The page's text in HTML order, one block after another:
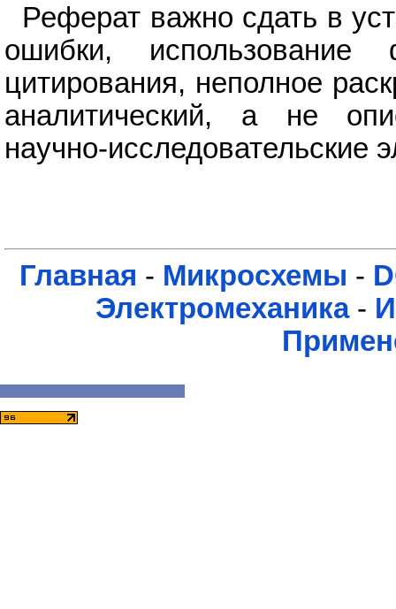
Реферат важно сдать в
ошибки,
цитирования, неполное
аналитический, а не
научно-исследовательские
Главная - Микросхемы -
Электромеханика-